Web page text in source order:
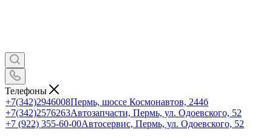
Телефоны
+7(342)2946008Пермь, шоссе Космонавтов, 244б
+7(342)2576263Автозапчасти, Пермь, ул. Одоевского, 52
+7 (922) 355-60-00Автосервис, Пермь, ул. Одоевского, 52